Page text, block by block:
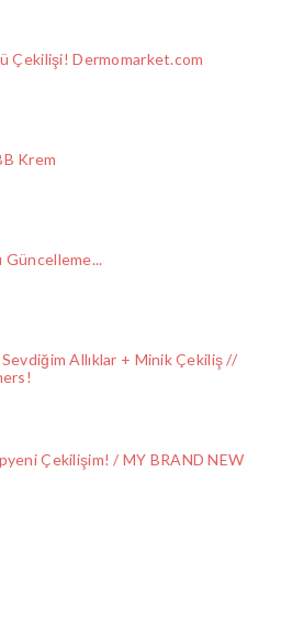
Çekilişi! Dermomarket.com
Krem
Güncelleme...
Allıklar + Minik Çekiliş //
Çekilişim! / MY BRAND NEW